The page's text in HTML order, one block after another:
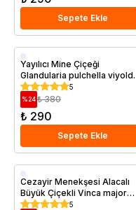
Sepete Ekle
Saksıda
Yayılıcı Mine Çiçeği
Glandularia pulchella
4 Adet
5
%24 ₺ 380
₺ 290
Sepete Ekle
Saksıda
Cezayir Menekşesi Alacalı
Büyük Çiçekli Vinca major
Variegata Saksıda
5